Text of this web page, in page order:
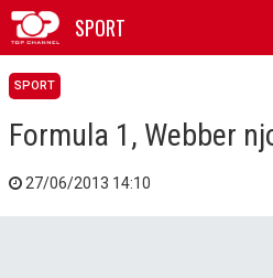
SPORT
SPORT
Formula 1, Webber
27/06/2013 14:10